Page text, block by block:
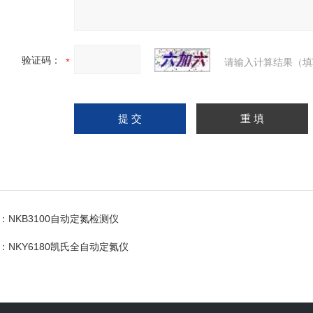
验证码： 请输入计算结果（
NKB3100自动定氮检测仪
NKY6180凯氏全自动定氮仪